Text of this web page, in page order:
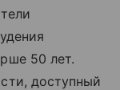
50 лет.
доступный